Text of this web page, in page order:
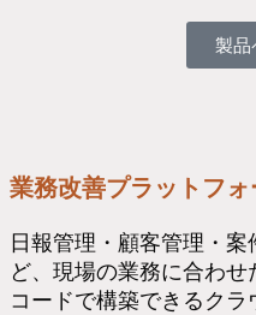
製
業務改善プラットフ
日報管理・顧客管理・
ど、現場の業務に合わ
コードで構築できるクラ